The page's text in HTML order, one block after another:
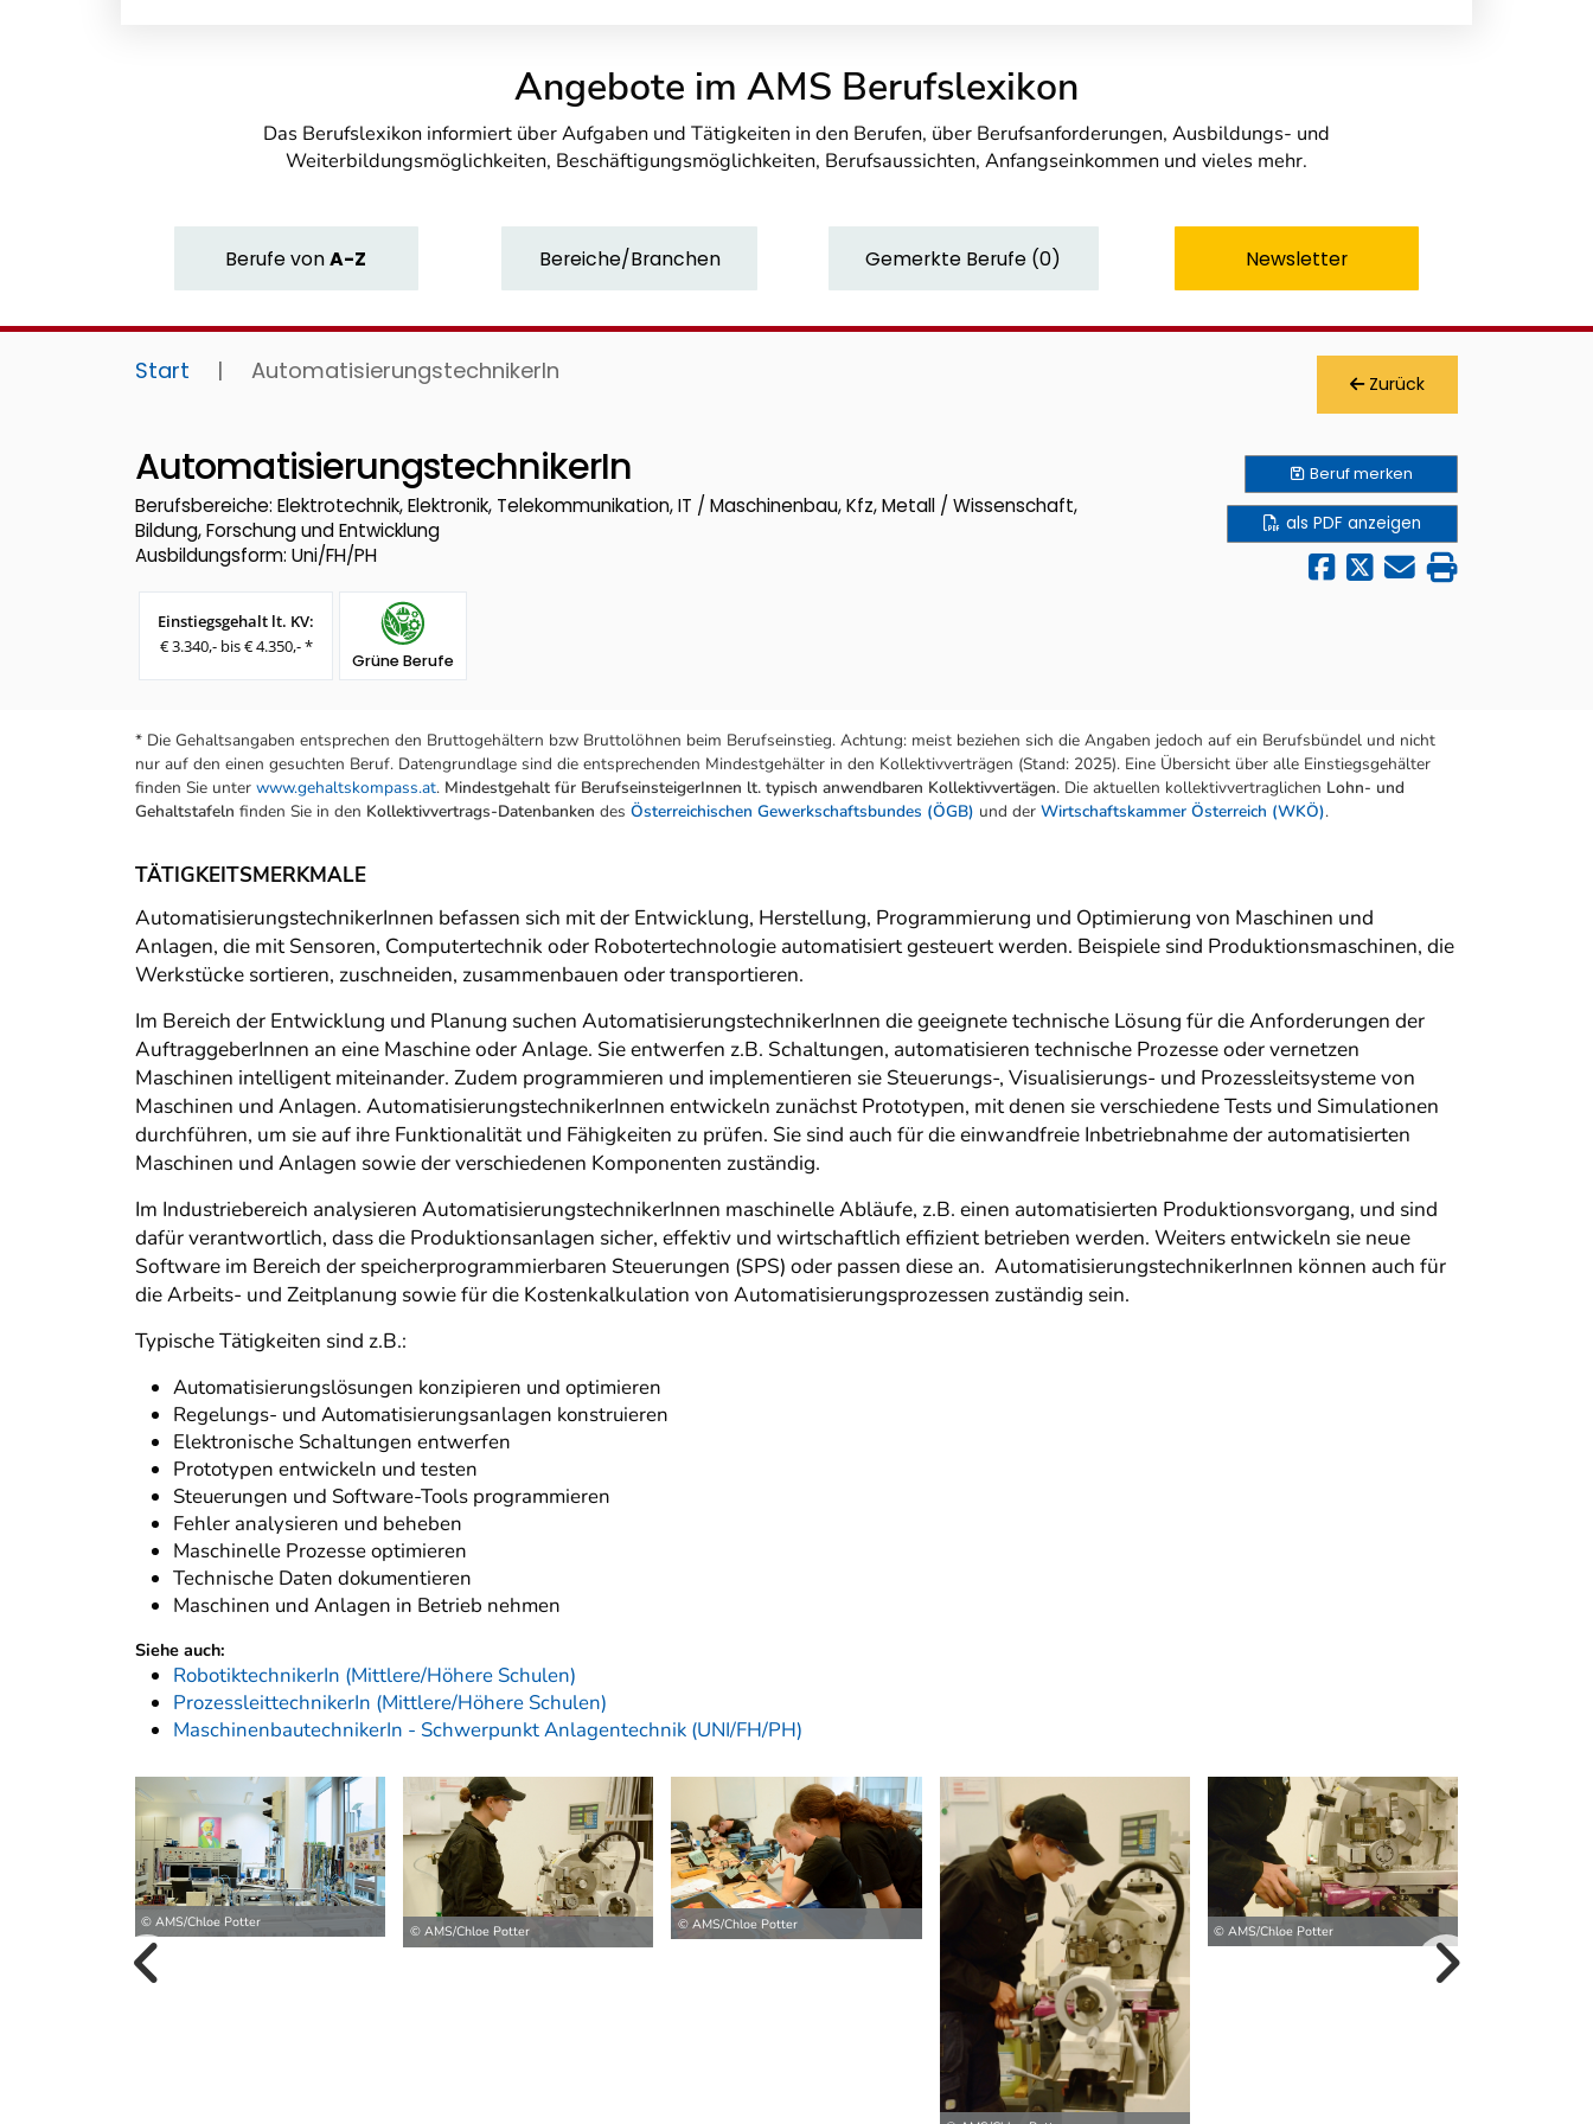
Angebote im AMS Berufslexikon
Das Berufslexikon informiert über Aufgaben und Tätigkeiten in den Berufen, über Berufsanforderungen, Ausbildungs- und
Weiterbildungsmöglichkeiten, Beschäftigungsmöglichkeiten, Berufsaussichten, Anfangseinkommen und vieles mehr.
BerufevonA-Z Bereiche/Branchen Gemerkte Berufe (0) Newsletter
Start | AutomatisierungstechnikerIn Zurück
AutomatisierungstechnikerIn
Berufsbereiche: Elektrotechnik, Elektronik, Telekommunikation, IT / Maschinenbau, Kfz, Metall / Wissenschaft,
Bildung, Forschung und Entwicklung
Ausbildungsform: Uni/FH/PH
Einstiegsgehalt lt. KV:
€ 3.340,- bis € 4.350,- *
Grüne Berufe
Berufmerken
als PDF anzeigen
* Die Gehaltsangaben entsprechen den Bruttogehältern bzw Bruttolöhnen beim Berufseinstieg. Achtung: meist beziehen sich die Angaben jedoch auf ein Berufsbündel und nicht
nur auf den einen gesuchten Beruf. Datengrundlage sind die entsprechenden Mindestgehälter in den Kollektivverträgen (Stand: 2025). Eine Übersicht über alle Einstiegsgehälter
finden Sie unter www.gehaltskompass.at. Mindestgehalt für BerufseinsteigerInnen lt. typisch anwendbaren Kollektivvertägen. Die aktuellen kollektivvertraglichen Lohn- und
Gehaltstafeln finden Sie in den Kollektivvertrags-Datenbanken des Österreichischen Gewerkschaftsbundes (ÖGB) und der Wirtschaftskammer Österreich (WKÖ).
TÄTIGKEITSMERKMALE
AutomatisierungstechnikerInnen befassen sich mit der Entwicklung, Herstellung, Programmierung und Optimierung von Maschinen und
Anlagen, die mit Sensoren, Computertechnik oder Robotertechnologie automatisiert gesteuert werden. Beispiele sind Produktionsmaschinen, die
Werkstücke sortieren, zuschneiden, zusammenbauen oder transportieren.
Im Bereich der Entwicklung und Planung suchen AutomatisierungstechnikerInnen die geeignete technische Lösung für die Anforderungen der
AuftraggeberInnen an eine Maschine oder Anlage. Sie entwerfen z.B. Schaltungen, automatisieren technische Prozesse oder vernetzen
Maschinen intelligent miteinander. Zudem programmieren und implementieren sie Steuerungs-, Visualisierungs- und Prozessleitsysteme von
Maschinen und Anlagen. AutomatisierungstechnikerInnen entwickeln zunächst Prototypen, mit denen sie verschiedene Tests und Simulationen
durchführen, um sie auf ihre Funktionalität und Fähigkeiten zu prüfen. Sie sind auch für die einwandfreie Inbetriebnahme der automatisierten
Maschinen und Anlagen sowie der verschiedenen Komponenten zuständig.
Im Industriebereich analysieren AutomatisierungstechnikerInnen maschinelle Abläufe, z.B. einen automatisierten Produktionsvorgang, und sind
dafür verantwortlich, dass die Produktionsanlagen sicher, effektiv und wirtschaftlich effizient betrieben werden. Weiters entwickeln sie neue
Software im Bereich der speicherprogrammierbaren Steuerungen (SPS) oder passen diese an. AutomatisierungstechnikerInnen können auch für
die Arbeits- und Zeitplanung sowie für die Kostenkalkulation von Automatisierungsprozessen zuständig sein.
Typische Tätigkeiten sind z.B.:
Automatisierungslösungen konzipieren und optimieren
Regelungs- und Automatisierungsanlagen konstruieren
Elektronische Schaltungen entwerfen
Prototypen entwickeln und testen
Steuerungen und Software-Tools programmieren
Fehler analysieren und beheben
Maschinelle Prozesse optimieren
Technische Daten dokumentieren
Maschinen und Anlagen in Betrieb nehmen
Siehe auch:
RobotiktechnikerIn (Mittlere/Höhere Schulen)
ProzessleittechnikerIn (Mittlere/Höhere Schulen)
MaschinenbautechnikerIn - Schwerpunkt Anlagentechnik (UNI/FH/PH)
© AMS/Chloe Potter
© AMS/Chloe Potter © AMS/Chloe Potter © AMS/Chloe Potter
vorherige Bilder